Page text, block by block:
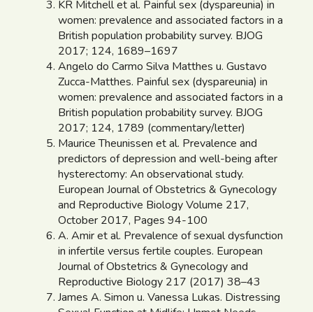
KR Mitchell et al. Painful sex (dyspareunia) in
women: prevalence and associated factors in a
British population probability survey. BJOG
2017; 124, 1689–1697
Angelo do Carmo Silva Matthes u. Gustavo
Zucca-Matthes. Painful sex (dyspareunia) in
women: prevalence and associated factors in a
British population probability survey. BJOG
2017; 124, 1789 (commentary/letter)
Maurice Theunissen et al. Prevalence and
predictors of depression and well-being after
hysterectomy: An observational study.
European Journal of Obstetrics & Gynecology
and Reproductive Biology Volume 217,
October 2017, Pages 94-100
A. Amir et al. Prevalence of sexual dysfunction
in infertile versus fertile couples. European
Journal of Obstetrics & Gynecology and
Reproductive Biology 217 (2017) 38–43
James A. Simon u. Vanessa Lukas. Distressing